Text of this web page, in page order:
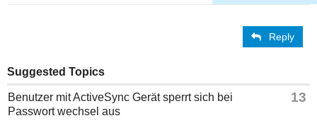
Reply
Suggested Topics
Benutzer mit ActiveSync Gerät sperrt sich bei
Passwort wechsel aus
13